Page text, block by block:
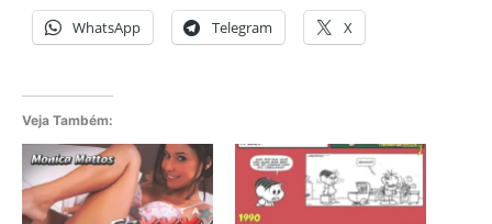
WhatsApp Telegram X
Veja Também: